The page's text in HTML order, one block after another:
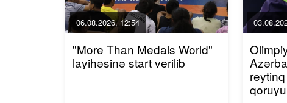
06.08.2026, 12:54
"More Than Medals World"
layihəsinə start verilib